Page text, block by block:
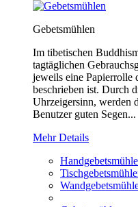
Gebetsmühlen
Im tibetischen
tagtäglichen
jeweils eine Papierrolle
beschrieben ist. Durch
Uhrzeigersinn, werden
Benutzer guten Segen...
Mehr Details